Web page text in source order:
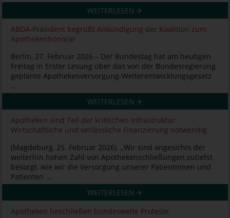
WEITERLESEN
ABDA-Präsident begrüßt Ankündigung der Koalition zum
Apothekenhonorar
Berlin, 27. Februar 2026 – Der Bundestag hat am heutigen
Freitag in Erster Lesung über das von der Bundesregierung
geplante Apothekenversorgung-Weiterentwicklungsgesetz
...
WEITERLESEN
Apotheken sind Teil der kritischen Infrastruktur:
Wirtschaftliche und verlässliche Finanzierung notwendig
(Magdeburg, 25. Februar 2026). „Wir sind angesichts der
weiterhin hohen Zahl von Apothekenschließungen zutiefst
besorgt, wie wir die Versorgung unserer Patientinnen und
Patienten ...
WEITERLESEN
Apotheken beschließen bundesweite Proteste